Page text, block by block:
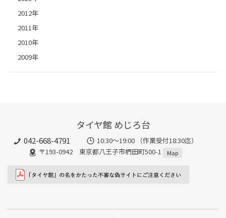
2012年
2011年
2010年
2009年
タイヤ館 めじろ台
042-668-4791
10:30～19:00 （作業受付18:30迄）
〒193-0942 東京都八王子市椚田町500-1
Map